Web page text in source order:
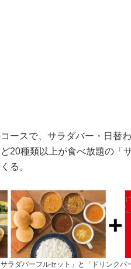
ースで、サラダバー・日替
20種類以上が食べ放題の「
る。
ラダバーフルセット」と「ドリンクバ